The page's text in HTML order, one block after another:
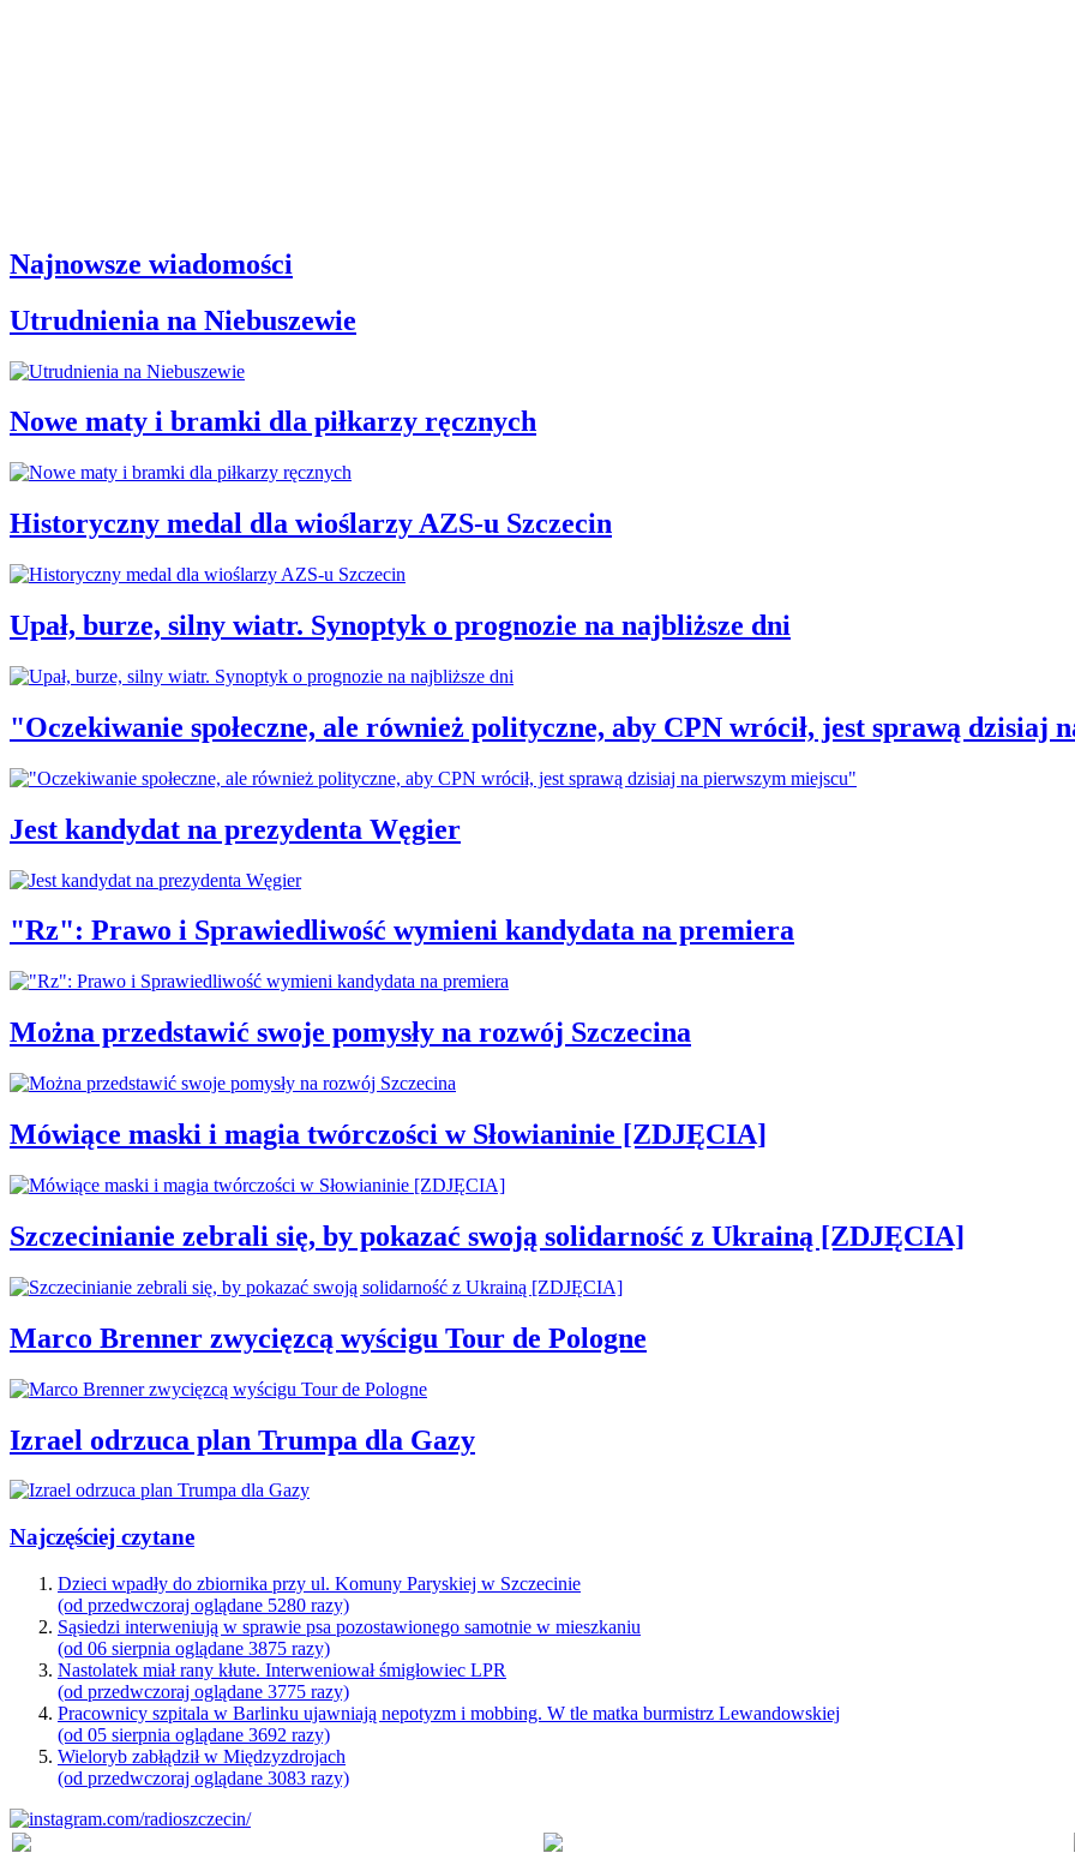
Najnowsze wiadomości
Utrudnienia na Niebuszewie
Nowe maty i bramki dla piłkarzy ręcznych
Historyczny medal dla wioślarzy AZS-u Szczecin
Upał, burze, silny wiatr. Synoptyk o prognozie na najbliższe dni
"Oczekiwanie społeczne, ale również polityczne, aby CPN wrócił, jest sprawą dzisiaj
Jest kandydat na prezydenta Węgier
"Rz": Prawo i Sprawiedliwość wymieni kandydata na premiera
Można przedstawić swoje pomysły na rozwój Szczecina
Mówiące maski i magia twórczości w Słowianinie [ZDJĘCIA]
Szczecinianie zebrali się, by pokazać swoją solidarność z Ukrainą [ZDJĘCIA]
Marco Brenner zwycięzcą wyścigu Tour de Pologne
Izrael odrzuca plan Trumpa dla Gazy
Najczęściej czytane
Dzieci wpadły do zbiornika przy ul. Komuny Paryskiej w Szczecinie
(od przedwczoraj oglądane 5280 razy)
Sąsiedzi interweniują w sprawie psa pozostawionego samotnie w mieszkaniu
(od 06 sierpnia oglądane 3875 razy)
Nastolatek miał rany kłute. Interweniował śmigłowiec LPR
(od przedwczoraj oglądane 3775 razy)
Pracownicy szpitala w Barlinku ujawniają nepotyzm i mobbing. W tle matka burmistrz Lewandowskiej
(od 05 sierpnia oglądane 3692 razy)
Wieloryb zabłądził w Międzyzdrojach
(od przedwczoraj oglądane 3083 razy)